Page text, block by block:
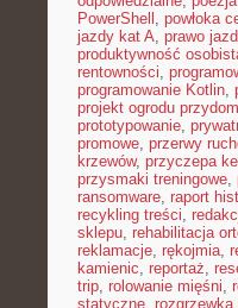
PowerShell , powłoka
jazdy kat A, prawo
produktywność
rentowności,
programowanie Kotlin,
projekt ogrodu
prototypowanie,
promowe, przerwy
krzewów, przyczepa
przysmaki treningowe,
ransomware, raport
recykling treści,
sklepu, rehabilitacja
reklamacje, rękojmia,
kamienic, reportaż,
trip, rolowanie mięśni,
statyczne, rozgrzewka